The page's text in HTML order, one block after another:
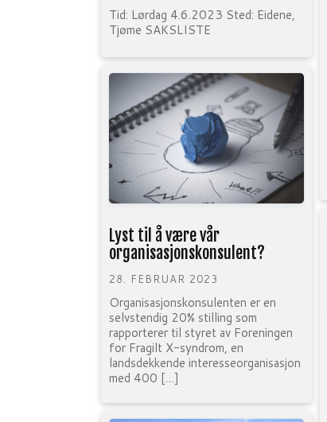
Tid: Lørdag 4.6.2023 Sted: Eidene,
Tjøme SAKSLISTE
Lyst til å være vår
organisasjonskonsulent?
28. FEBRUAR 2023
Organisasjonskonsulenten er en
selvstendig 20% stilling som
rapporterer til styret av Foreningen
for Fragilt X-syndrom, en
landsdekkende interesseorganisasjon
med 400 […]